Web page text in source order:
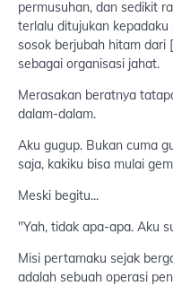
permusuhan, dan sedikit
terlalu ditujukan
sosok berjubah hitam dari [
sebagai organisasi jahat.
Merasakan beratnya
dalam-dalam.
Aku gugup. Bukan cuma
saja, kakiku bisa mulai
Meski begitu...
"Yah, tidak apa-apa. Aku
Misi pertamaku sejak
adalah sebuah operasi